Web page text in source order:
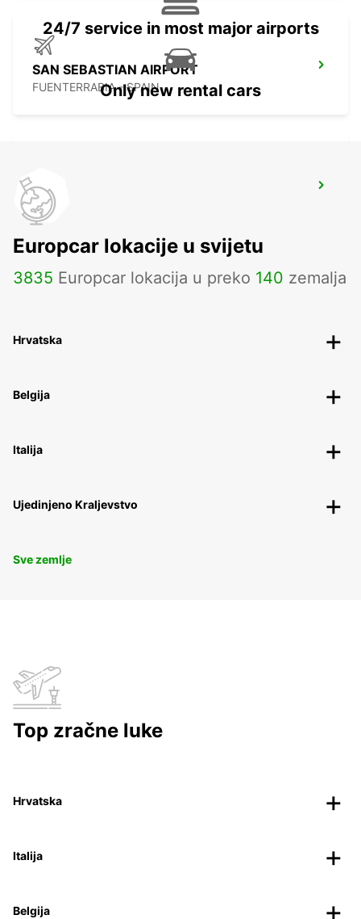
SAN SEBASTIAN AIRPORT
FUENTERRABIA - SPAIN
BIARRITZ RAILWAY STATION SHUTTLE
BIARRITZ - FRANCE
24/7 service in most major airports
Only new rental cars
Europcar lokacije u svijetu
3835 Europcar lokacija u preko 140 zemalja
Hrvatska
Belgija
Italija
Ujedinjeno Kraljevstvo
Sve zemlje
Top zračne luke
Hrvatska
Italija
Belgija